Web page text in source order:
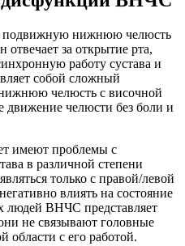
подвижную нижнюю челюсть
отвечает за открытие рта,
работу сустава и
собой сложный
челюсть с височной
движение челюсти без боли и
имеют проблемы с
в различной степени
только с правой/левой
влиять на состояние
людей ВНЧС представляет
не связывают головные
области с его работой.